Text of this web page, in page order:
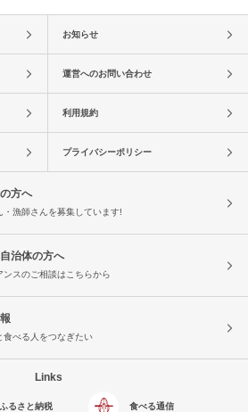
お知らせ
運営へのお問い合わせ
利用規約
プライバシーポリシー
方へ
・漁師さんを募集しています!
治体の方へ
ンスのご相談はこちらから
食べる人をつなぎたい
Links
るさと納税 食べる通信